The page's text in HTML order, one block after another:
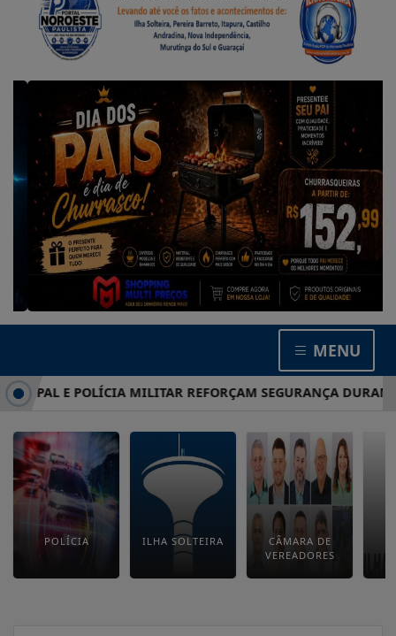
MENU
E POLÍCIA MILITAR REFORÇAM SEGURANÇA DURANTE
POLÍCIA ILHA SOLTEIRA
CÂMARA DE
VEREADORES